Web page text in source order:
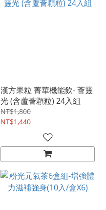
漢方果粒 菁華機能飲- 薈靈
光 (含蘆薈顆粒) 24入組
NT$1,800
NT$1,440